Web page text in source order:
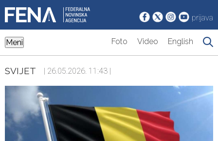
prijava
Meni Foto Video English
SVIJET | 26.05.2026. 11:43 |